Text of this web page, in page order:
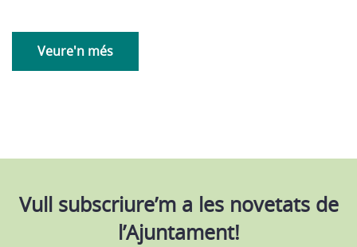
Veure'n més
Vull subscriure’m a les novetats de
l’Ajuntament!